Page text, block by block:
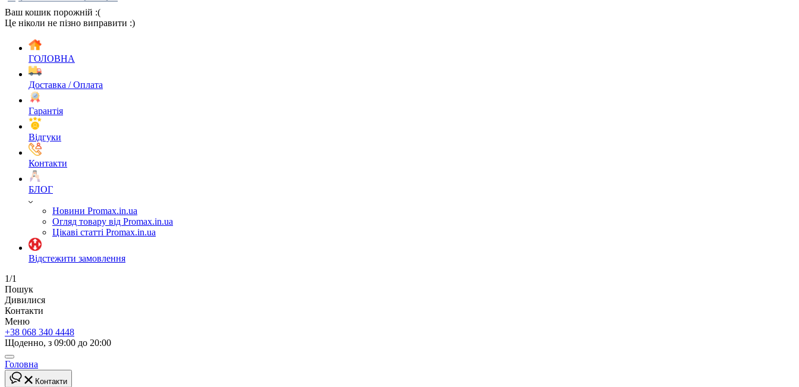
Ваш кошик порожній :(
Це ніколи не пізно виправити :)
ГОЛОВНА
Доставка / Оплата
Гарантія
Відгуки
Контакти
БЛОГ
Новини Promax.in.ua
Огляд товару від Promax.in.ua
Цікаві статті Promax.in.ua
Відстежити замовлення
1/1
Пошук
Дивилися
Контакти
Меню
+38 068 340 4448
Щоденно, з 09:00 до 20:00
Головна
Контакти